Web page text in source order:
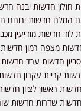
חדשות יבנה
המלח חדשות ירוחם
חדשות מודיעין
מצפה רמון
חדשות ערד
קריית עקרון
ראשון לציון
שדרות חדשות